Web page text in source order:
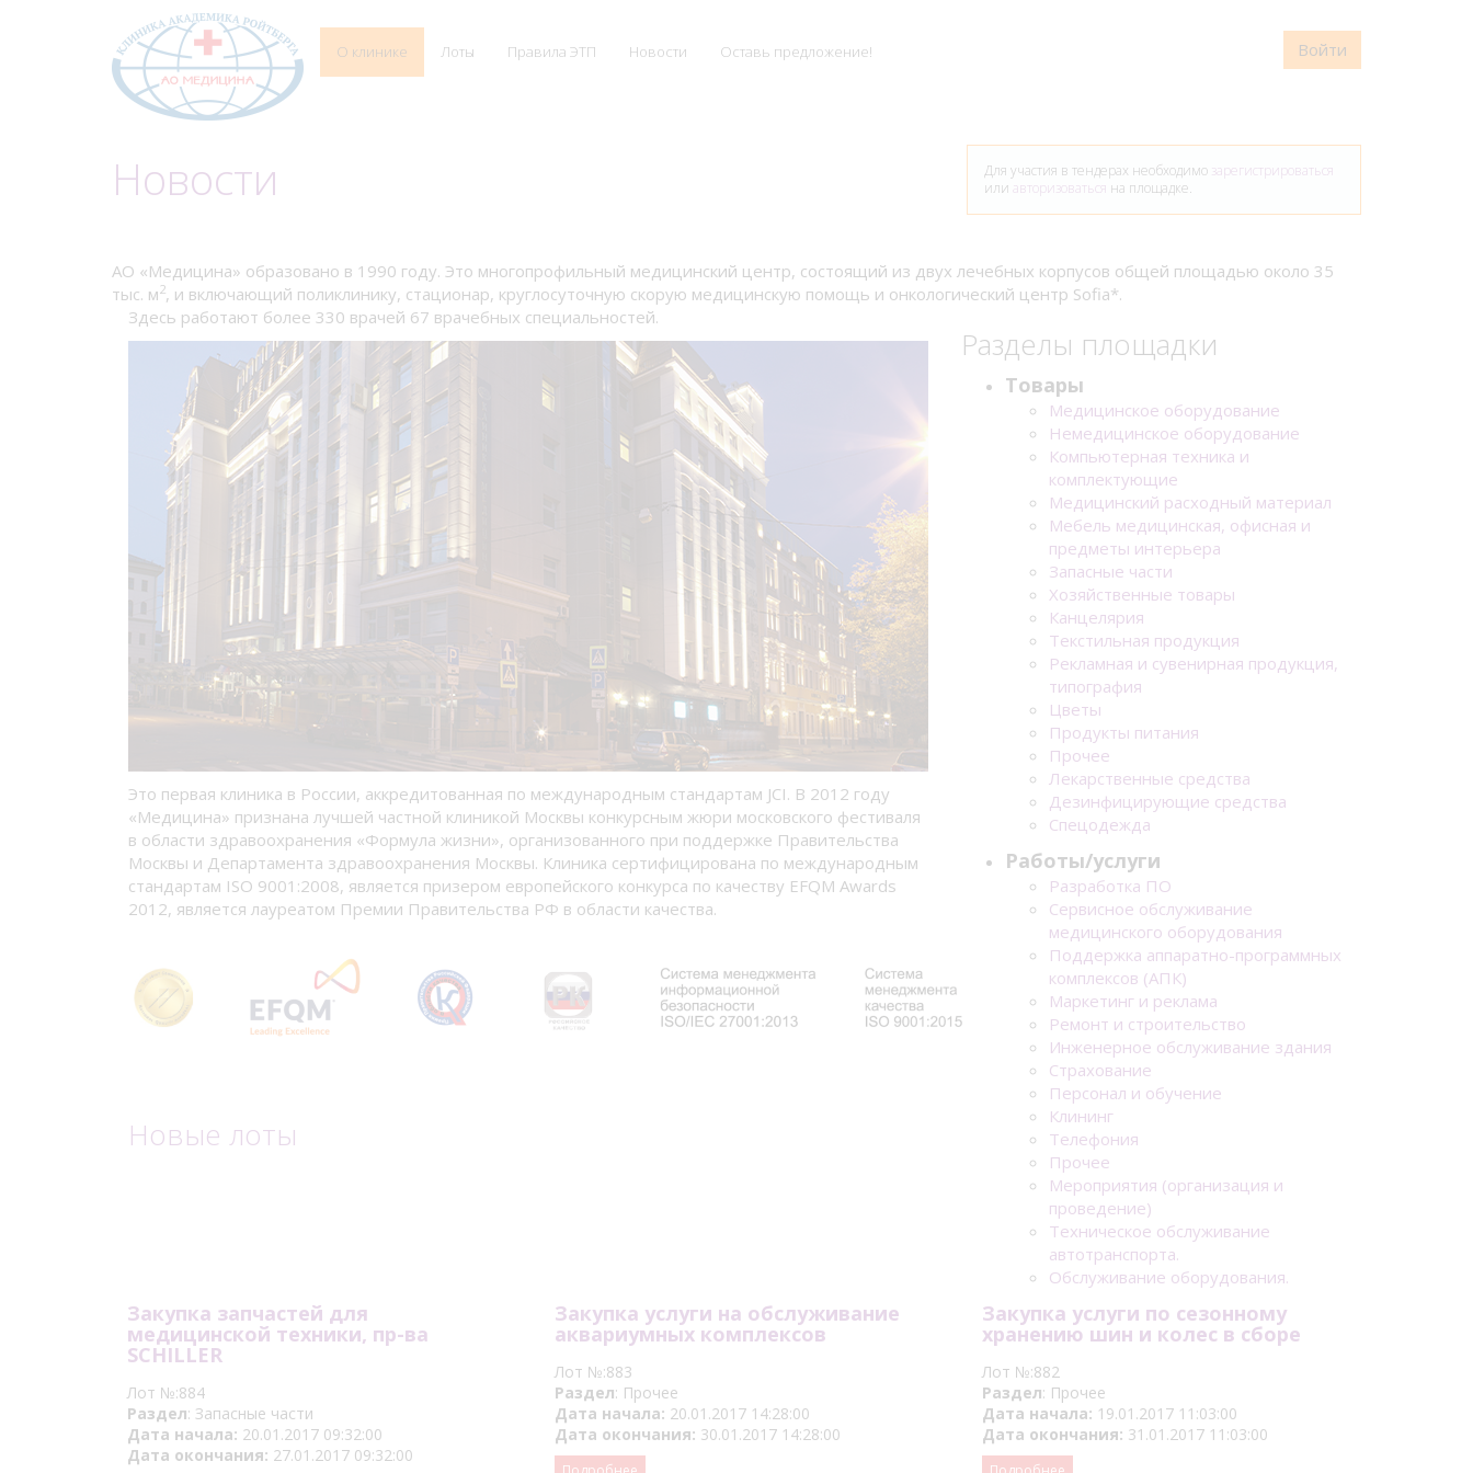
О клинике Лоты Правила ЭТП Новости Оставь предложение! Войти
Новости Для участия в тендерах необходимо зарегистрироваться
или авторизоваться на площадке.
АО «Медицина» образовано в 1990 году. Это многопрофильный медицинский центр, состоящий из двух лечебных корпусов общей площадью около 35
тыс. м2, и включающий поликлинику, стационар, круглосуточную скорую медицинскую помощь и онкологический центр Sofia*.
Здесь работают более 330 врачей 67 врачебных специальностей.
Это первая клиника в России, аккредитованная по международным стандартам JCI. В 2012 году
«Медицина» признана лучшей частной клиникой Москвы конкурсным жюри московского фестиваля
в области здравоохранения «Формула жизни», организованного при поддержке Правительства
Москвы и Департамента здравоохранения Москвы. Клиника сертифицирована по международным
стандартам ISO 9001:2008, является призером европейского конкурса по качеству EFQM Awards
2012, является лауреатом Премии Правительства РФ в области качества.
Новые лоты
Разделы площадки
Товары
Медицинское оборудование
Немедицинское оборудование
Компьютерная техника и
комплектующие
Медицинский расходный материал
Мебель медицинская, офисная и
предметы интерьера
Запасные части
Хозяйственные товары
Канцелярия
Текстильная продукция
Рекламная и сувенирная продукция,
типография
Цветы
Продукты питания
Прочее
Лекарственные средства
Дезинфицирующие средства
Спецодежда
Работы/услуги
Разработка ПО
Сервисное обслуживание
медицинского оборудования
Поддержка аппаратно-программных
комплексов (АПК)
Маркетинг и реклама
Ремонт и строительство
Инженерное обслуживание здания
Страхование
Персонал и обучение
Клининг
Телефония
Прочее
Мероприятия (организация и
проведение)
Техническое обслуживание
автотранспорта.
Обслуживание оборудования.
Закупка запчастей для
медицинской техники, пр-ва
SCHILLER
Лот №:884
Раздел: Запасные части
Дата начала: 20.01.2017 09:32:00
Дата окончания: 27.01.2017 09:32:00
Закупка услуги на обслуживание
аквариумных комплексов
Лот №:883
Раздел: Прочее
Дата начала: 20.01.2017 14:28:00
Дата окончания: 30.01.2017 14:28:00
Закупка услуги по сезонному
хранению шин и колес в сборе
Лот №:882
Раздел: Прочее
Дата начала: 19.01.2017 11:03:00
Дата окончания: 31.01.2017 11:03:00